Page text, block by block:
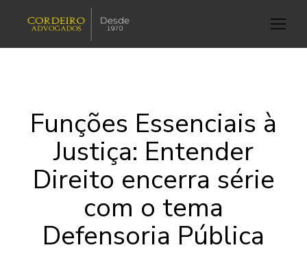
Funções Essenciais à
Justiça: Entender
Direito encerra série
com o tema
Defensoria Pública